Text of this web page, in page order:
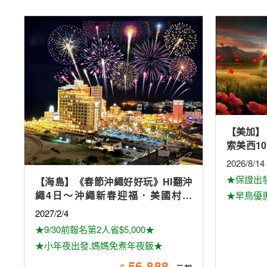
【海島】《春節沖繩好好玩》HI翻沖
繩4日～沖繩新春迎福．美國村海
景．美麗海水族館(媽媽免煮年夜飯)
2027/2/4
★9/30前報名第2人省$5,000★
★小年夜出發.媽媽免煮年夜飯★
【美加
索美西
加斯球
奇觀、
2026/8/14
★保證出
★早鳥優